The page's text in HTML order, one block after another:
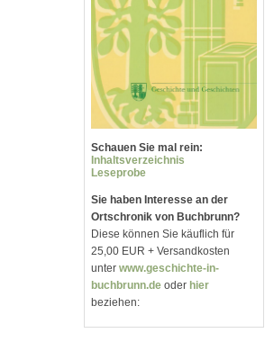
Schauen Sie mal rein:
Inhaltsverzeichnis
Leseprobe
Sie haben Interesse an der
Ortschronik von Buchbrunn?
Diese können Sie käuflich für
25,00 EUR + Versandkosten
unter www.geschichte-in-
buchbrunn.de oder hier
beziehen: